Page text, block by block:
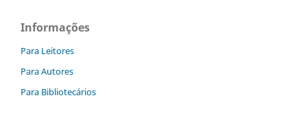
Informações
Para Leitores
Para Autores
Para Bibliotecários